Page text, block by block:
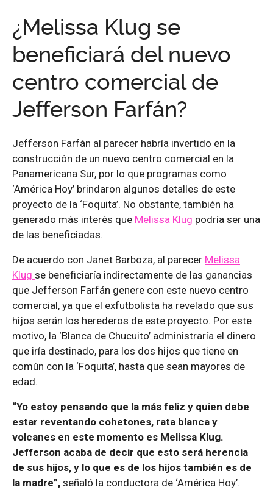
¿Melissa Klug se
beneficiará del nuevo
centro comercial de
Jefferson Farfán?
Jefferson Farfán al parecer habría invertido en la
construcción de un nuevo centro comercial en la
Panamericana Sur, por lo que programas como
‘América Hoy’ brindaron algunos detalles de este
proyecto de la ‘Foquita’. No obstante, también ha
generado más interés que Melissa Klug podría ser una
de las beneficiadas.
De acuerdo con Janet Barboza, al parecer Melissa
Klug se beneficiaría indirectamente de las ganancias
que Jefferson Farfán genere con este nuevo centro
comercial, ya que el exfutbolista ha revelado que sus
hijos serán los herederos de este proyecto. Por este
motivo, la ‘Blanca de Chucuito’ administraría el dinero
que iría destinado, para los dos hijos que tiene en
común con la ‘Foquita’, hasta que sean mayores de
edad.
“Yo estoy pensando que la más feliz y quien debe
estar reventando cohetones, rata blanca y
volcanes en este momento es Melissa Klug.
Jefferson acaba de decir que esto será herencia
de sus hijos, y lo que es de los hijos también es de
la madre”, señaló la conductora de ‘América Hoy’.